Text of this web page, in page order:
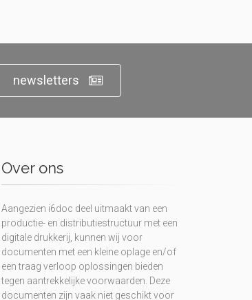
newsletters
Over ons
Aangezien i6doc deel uitmaakt van een
productie- en distributiestructuur met een
digitale drukkerij, kunnen wij voor
documenten met een kleine oplage en/of
een traag verloop oplossingen bieden
tegen aantrekkelijke voorwaarden. Deze
documenten zijn vaak niet geschikt voor